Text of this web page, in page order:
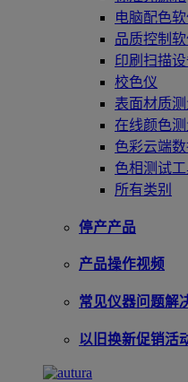
电脑配色
品质控制
印刷扫描
校色仪
表面材质
在线颜色
色彩云端
色相测试
所有类别
停产产品
产品操作视频
常见仪器问题解
以旧换新促销活